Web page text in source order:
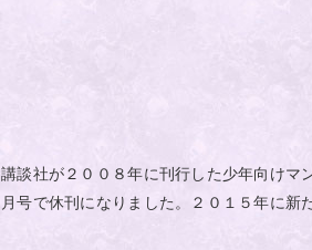
講談社が２００８年に刊行した少年向けマ
月号で休刊になりました。２０１５年に新